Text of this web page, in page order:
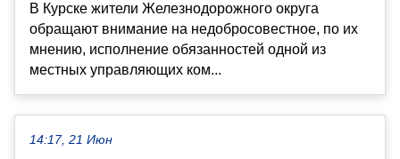
В Курске жители Железнодорожного округа
обращают внимание на недобросовестное, по их
мнению, исполнение обязанностей одной из
местных управляющих ком...
14:17, 21 Июн